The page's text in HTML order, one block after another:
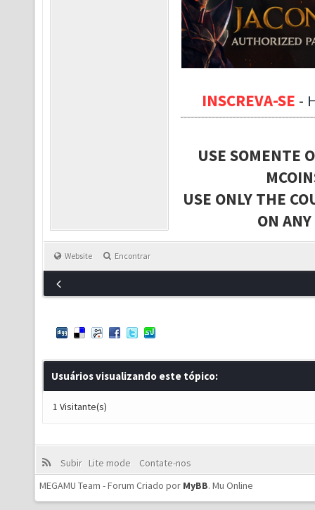
INSCREVA-SE -
USE SOMENTE
USE ONLY THE
ON
Website Encontrar
Usuários visualizando este tópico:
1 Visitante(s)
Subir Lite mode
Contate-nos
MEGAMU Team - Forum Criado por MyBB. Mu Online